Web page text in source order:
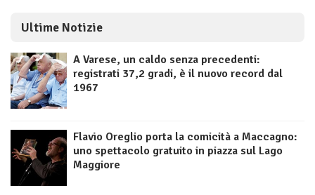
Ultime Notizie
A Varese, un caldo senza precedenti:
registrati 37,2 gradi, è il nuovo record dal
1967
Flavio Oreglio porta la comicità a Maccagno:
uno spettacolo gratuito in piazza sul Lago
Maggiore